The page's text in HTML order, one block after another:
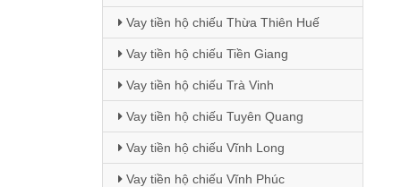
Vay tiền hộ chiếu Thừa Thiên Huế
Vay tiền hộ chiếu Tiền Giang
Vay tiền hộ chiếu Trà Vinh
Vay tiền hộ chiếu Tuyên Quang
Vay tiền hộ chiếu Vĩnh Long
Vay tiền hộ chiếu Vĩnh Phúc